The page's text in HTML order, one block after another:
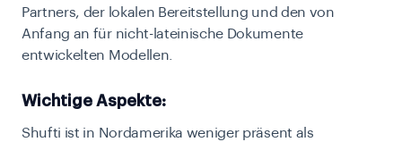
Partners, der lokalen Bereitstellung und den von
Anfang an für nicht-lateinische Dokumente
entwickelten Modellen.
Wichtige Aspekte:
Shufti ist in Nordamerika weniger präsent als